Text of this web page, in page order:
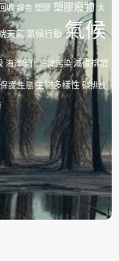
收報告 塑膠 塑膠廢物太
天氣 氣候行動氣候
海洋暖化海洋污染減碳排放
護生態生物多樣性碳排放